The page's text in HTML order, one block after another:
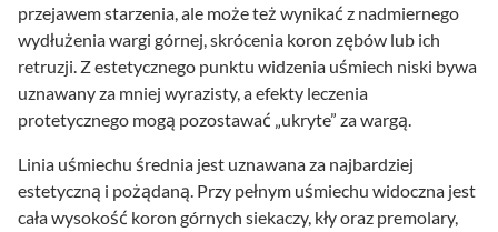
przejawem starzenia, ale może też wynikać z nadmiernego
wydłużenia wargi górnej, skrócenia koron zębów lub ich
retruzji. Z estetycznego punktu widzenia uśmiech niski bywa
uznawany za mniej wyrazisty, a efekty leczenia
protetycznego mogą pozostawać „ukryte” za wargą.
Linia uśmiechu średnia jest uznawana za najbardziej
estetyczną i pożądaną. Przy pełnym uśmiechu widoczna jest
cała wysokość koron górnych siekaczy, kły oraz premolary,